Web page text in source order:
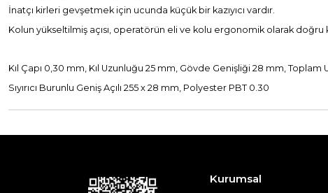
İnatçı kirleri gevşetmek için ucunda küçük bir kazıyıcı vardır.
Kolun yükseltilmiş açısı, operatörün eli ve kolu ergonomik olarak
Kıl Çapı 0,30 mm, Kıl Uzunluğu 25 mm, Gövde Genişliği 28 mm, Toplam
Sıyırıcı Burunlu Geniş Açılı 255 x 28 mm, Polyester PBT 0.30
Kurumsal